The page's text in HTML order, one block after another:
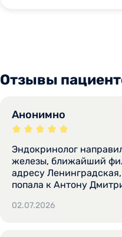
Отзывы
Анонимно
Эндокринолог
железы, ближайший
адресу
попала к Антону
внимательно осмотрел,
02.07.2026